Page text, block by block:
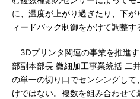
に、温度が上がり過ぎたり、下
ィードバック制御をかけて調整す
3Dプリンタ関連の事業を推進
部副本部長 微細加工事業統括 二
の単一の切り口でセンシングし
けではない。複数を組み合わせ